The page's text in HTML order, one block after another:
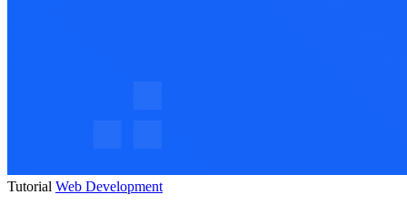
Tutorial Web Development